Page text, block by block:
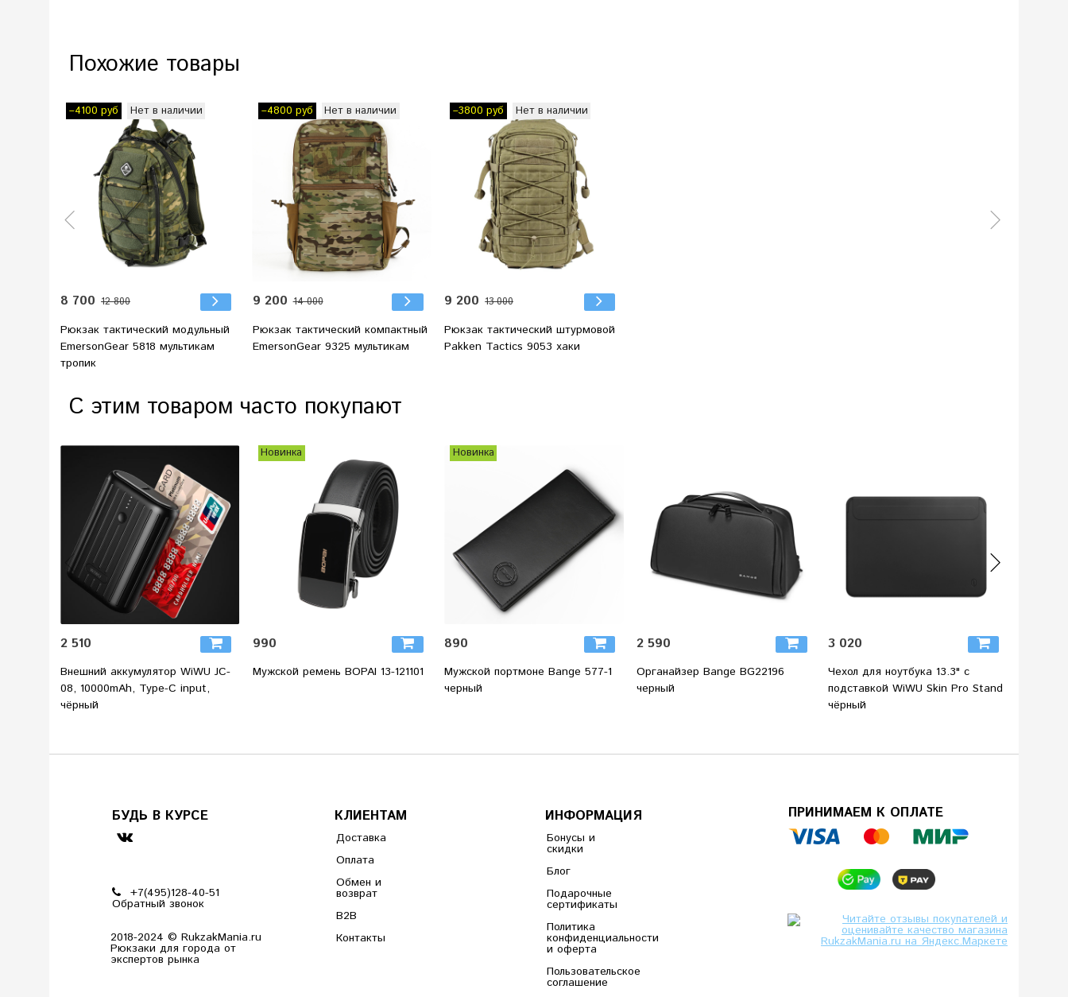
Похожие товары
–4100 руб Нет в наличии
8 700 12 800
Рюкзак тактический модульный
EmersonGear 5818 мультикам
тропик
–4800 руб Нет в наличии
9 200 14 000
Рюкзак тактический компактный
EmersonGear 9325 мультикам
–3800 руб Нет в наличии
9 200 13 000
Рюкзак тактический штурмовой
Pakken Tactics 9053 хаки
С этим товаром часто покупают
2 510
Внешний аккумулятор WiWU JC-
08, 10000mAh, Type-C input,
чёрный
Новинка
990
Мужской ремень BOPAI 13-121101
Новинка
890
Мужской портмоне Bange 577-1
черный
2 590
Органайзер Bange BG22196
черный
3 020
Чехол для ноутбука 13.3" с
подставкой WiWU Skin Pro Stand
чёрный
БУДЬ В КУРСЕ
+7(495)128-40-51
Обратный звонок
2018-2024 © RukzakMania.ru
Рюкзаки для города от
экспертов рынка
КЛИЕНТАМ
Доставка
Оплата
Обмен и
возврат
B2B
Контакты
ИНФОРМАЦИЯ
Бонусы и
скидки
Блог
Подарочные
сертификаты
Политика
конфиденциальности
и оферта
Пользовательское
соглашение
ПРИНИМАЕМ К ОПЛАТЕ